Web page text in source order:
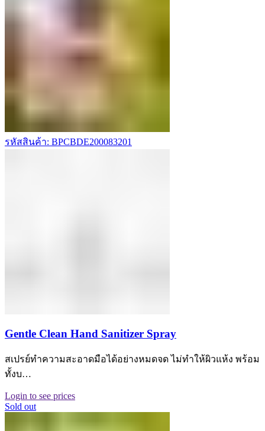
รหัสสินค้า: BPCBDE200083201
Gentle Clean Hand Sanitizer Spray
สเปรย์ทำความสะอาดมือได้อย่างหมดจด ไม่ทำให้ผิวแห้ง พร้อม
ทั้งบ…
Login to see prices
Sold out